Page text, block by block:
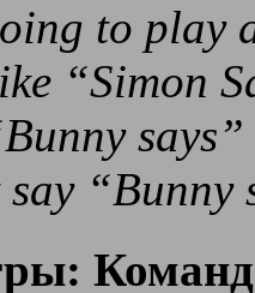
to play
“Simon
“Bunny